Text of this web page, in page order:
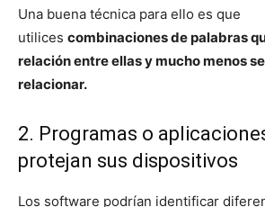
Una buena técnica para ello es que
utilices combinaciones de palabras
relación entre ellas y mucho menos
relacionar.
2. Programas o
protejan sus dispositivos
Los software podrían identificar